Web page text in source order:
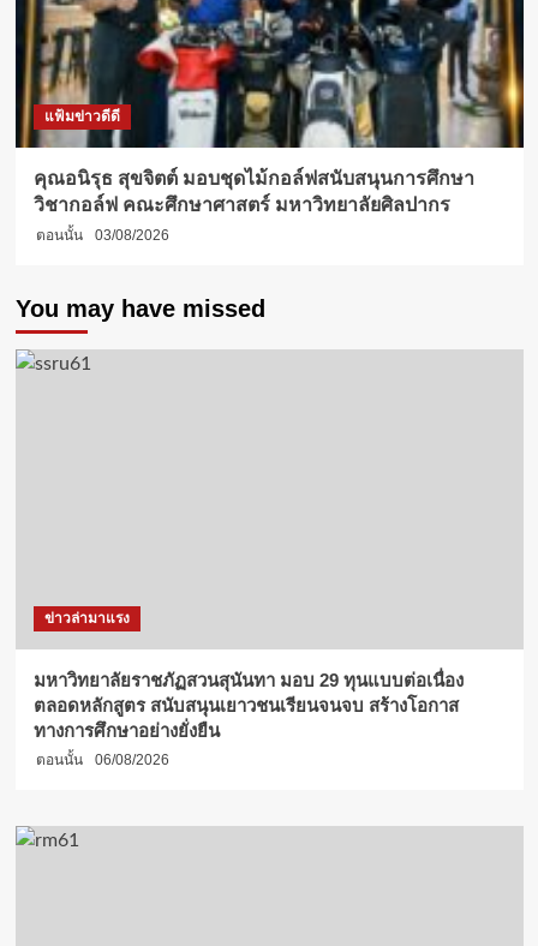
แฟ้มข่าวดีดี
คุณอนิรุธ สุขจิตต์ มอบชุดไม้กอล์ฟสนับสนุนการศึกษา
วิชากอล์ฟ คณะศึกษาศาสตร์ มหาวิทยาลัยศิลปากร
ตอนนั้น 03/08/2026
You may have missed
ข่าวล่ามาแรง
มหาวิทยาลัยราชภัฏสวนสุนันทา มอบ 29 ทุนแบบต่อเนื่อง
ตลอดหลักสูตร สนับสนุนเยาวชนเรียนจนจบ สร้างโอกาส
ทางการศึกษาอย่างยั่งยืน
ตอนนั้น 06/08/2026